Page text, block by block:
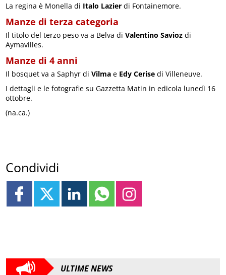
La regina è Monella di Italo Lazier di Fontainemore.
Manze di terza categoria
Il titolo del terzo peso va a Belva diValentino Savioz di
Aymavilles.
Manze di 4 anni
Il bosquet va a Saphyr di Vilma e Edy Cerise di Villeneuve.
I dettagli e le fotografie su Gazzetta Matin in edicola lunedì 16
ottobre.
(na.ca.)
Condividi
ULTIME NEWS